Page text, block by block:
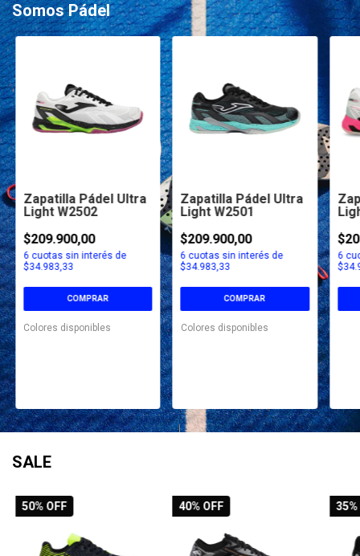
Somos Pádel
Zapatilla Pádel Ultra
Light W2502
$209.900,00
6cuotas sin interés de
$34.983,33
COMPRAR
Colores disponibles
Zapatilla Pádel Ultra
Light W2501
$209.900,00
6 cuotas sin interés de
$34.983,33
COMPRAR
Colores disponibles
6
SALE
50% OFF 40% OFF 35%